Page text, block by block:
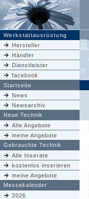
Werkstattausrüstung
Hersteller
Händler
Dienstleister
facebook
Startseite
News
Newsarchiv
Neue Technik
Alle Angebote
meine Angebote
Gebrauchte Technik
Alle Inserate
kostenlos inserieren
meine Angebote
Messekalender
2026